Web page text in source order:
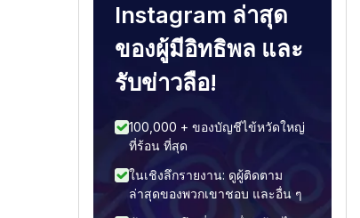
Instagram ล่าสุด
ของผู้มีอิทธิพล และ
รับข่าวลือ!
100,000 + ของบัญชีไข้หวัดใหญ่
ที่ร้อน ที่สุด
ในเชิงลึกรายงาน: ดูผู้ติดตาม
ล่าสุดของพวกเขาชอบ และอื่น ๆ